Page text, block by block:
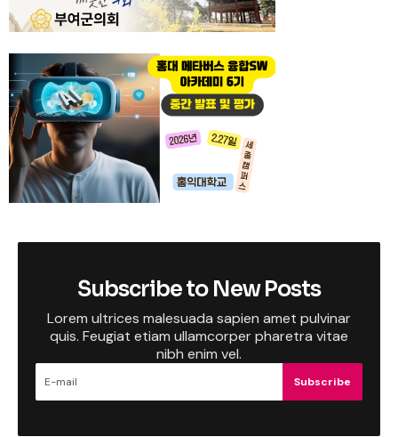
Subscribe to New Posts
Lorem ultrices malesuada sapien amet pulvinar
quis. Feugiat etiam ullamcorper pharetra vitae
nibh enim vel.
Subscribe